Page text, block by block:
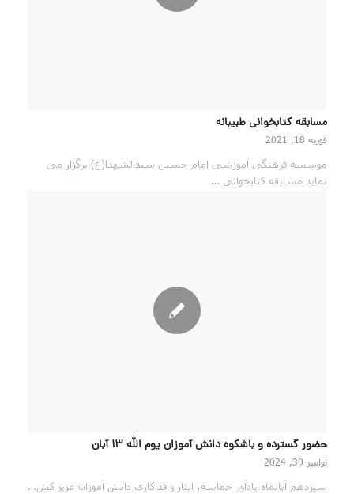
مسابقه کتابخوانی طبیبانه
فوریه 18, 2021
موسسه فرهنگی آموزشی امام حسین سیدالشهدا(ع) برگزار می
نماید مسابقه کتابخوانی …
حضور گسترده و باشکوه دانش آموزان یوم الله ۱۳ آبان
نوامبر 30, 2024
سیزدهم آبانماه یادآور حماسه، ایثار و فداکاری دانش آموزان عزیز کش…